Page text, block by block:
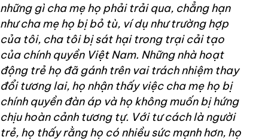
những gì cha mẹ họ phải trải qua, chẳng hạn
như cha mẹ họ bị bỏ tù, ví dụ như trường hợp
của tôi, cha tôi bị sát hại trong trại cải tạo
của chính quyền Việt Nam. Những nhà hoạt
động trẻ họ đã gánh trên vai trách nhiệm thay
đổi tương lai, họ nhận thấy việc cha mẹ họ bị
chính quyền đàn áp và họ không muốn bị hứng
chịu hoàn cảnh tương tự. Với tư cách là người
trẻ, họ thấy rằng họ có nhiều sức mạnh hơn, họ